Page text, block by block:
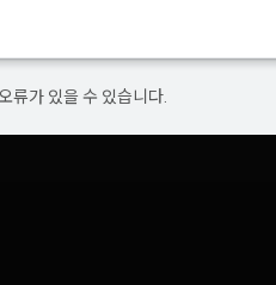
류가 있을 수 있습니다.